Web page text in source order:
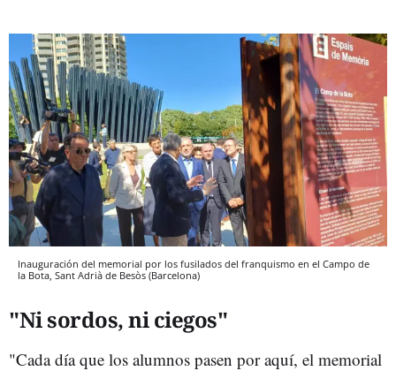
Inauguración del memorial por los fusilados del franquismo en el Campo de
la Bota, Sant Adrià de Besòs (Barcelona)
"Ni sordos, ni ciegos"
"Cada día que los alumnos pasen por aquí, el memorial